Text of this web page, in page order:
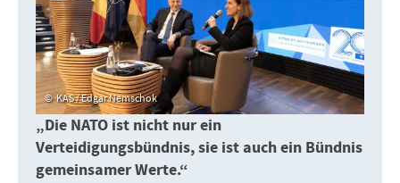
KAS / Edgar Nemschok
„Die NATO ist nicht nur ein
Verteidigungsbündnis, sie ist auch ein Bündnis
gemeinsamer Werte.“